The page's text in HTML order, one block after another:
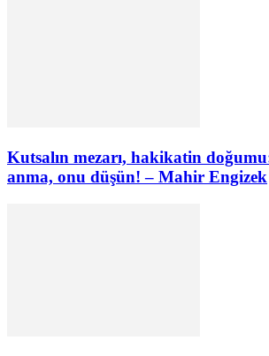
Kutsalın mezarı, hakikatin doğumu:
anma, onu düşün! – Mahir Engizek